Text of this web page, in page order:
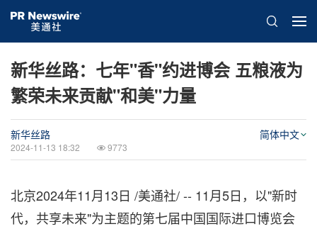
新华丝路：七年"香"约进博会 五粮液为
繁荣未来贡献"和美"力量
新华丝路
2024-11-13 18:32 9773
简体中文
北京2024年11月13日 /美通社/ -- 11月5日，以"新时
代，共享未来"为主题的第七届中国国际进口博览会